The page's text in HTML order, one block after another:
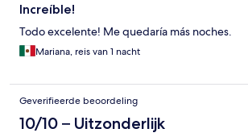
Increíble!
Todo excelente! Me quedaría más noches.
Mariana, reis van 1 nacht
Geverifieerde beoordeling
10/10 – Uitzonderlijk